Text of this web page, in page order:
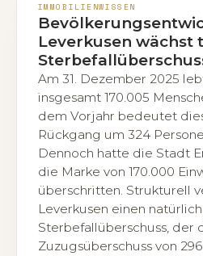
IMMOBILIENWISSEN
Leverkusen wächst
Am 31. Dezember 2025
insgesamt 170.005
dem Vorjahr bedeutet
Rückgang um 324
Dennoch hatte die Stadt
die Marke von 170.000
überschritten. Strukturell
Leverkusen einen
Sterbefallüberschuss, der
Zuzugsüberschuss von